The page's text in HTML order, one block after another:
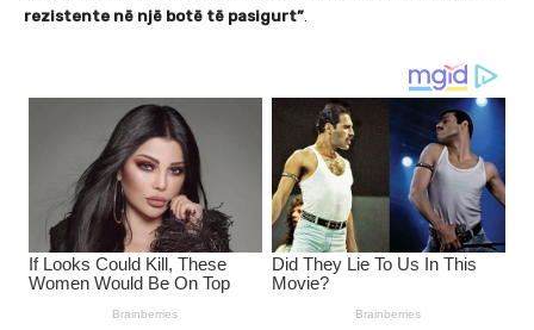
rezistente në një botë të pasigurt”.